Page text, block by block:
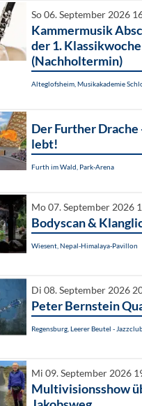
So 06. September 2026
Kammermusik
der 1. Klassikwoche
(Nachholtermin)
Alteglofsheim, Musikakademie
Der Further
lebt!
Furth im Wald, Park-Arena
Mo 07. September 2026
Bodyscan &
Wiesent, Nepal-Himalaya-Pavillon
Di 08. September 2026
Peter Bernstein
Regensburg, Leerer Beutel -
Mi 09. September 2026
Multivisionsshow